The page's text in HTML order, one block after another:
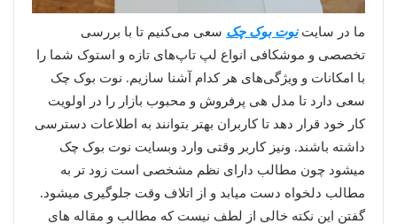
ما در سایتنوت بوک چک سعی می‌کنیم تا با بررسی
تخصصی و موشکافی انواع لپ تاپ‌های تازه و استوک شما را
با امکانات و ویژگی‌های هر کدام آشنا سازیم. نوت بوک چک
سعی دارد تا مدل هی پرفروش و محبوب بازار را در اولویت
کار خود قرار دهد تا کاربران بهتر بتوانند به اطلاعات دسترسی
داشته باشند. ونیز کاربر وقتی وارد وبسایت نوت بوک چک
میشود چون مطالب دارای نظم مشخصی است زود تر به
مطالب دلخواه دست میابد و از اتلاف وقت جلوگیری میشود.
گفتن این نکته خالی از لطف نیست که مطالب و مقاله های